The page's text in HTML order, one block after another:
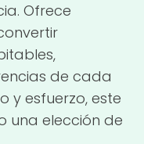
Ofrece
de cada
y esfuerzo, este
una elección de